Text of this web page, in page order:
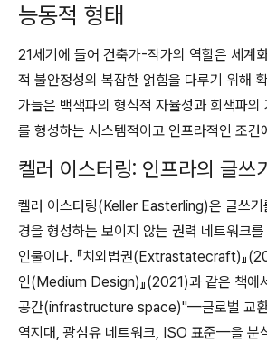
능동적 형태
21세기에 들어 건축가-작가의 역할은 세계
적 불안정성의 복잡한 얽힘을 다루기 위해
가들은 백색파의 형식적 자율성과 회색파의
를 형성하는 시스템적이고 인프라적인 조건
켈러 이스터링: 인프라의 글쓰기
켈러 이스터링(Keller Easterling)은 글쓰기
경을 형성하는 보이지 않는 권력 네트워크
인물이다. 『치외법권(Extrastatecraft)』
인(Medium Design)』(2021)과 같은 책에
공간(infrastructure space)"—글로벌 교환
역지대, 광섬유 네트워크, ISO 표준—을 분